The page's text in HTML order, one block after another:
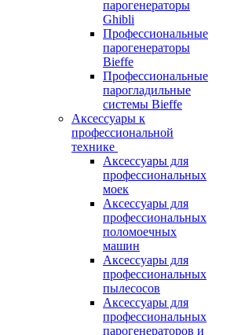
парогенераторы
Ghibli
Профессиональные
парогенераторы
Bieffe
Профессиональные
парогладильные
системы Bieffe
Аксессуары к
профессиональной
технике
Аксессуары для
профессиональных
моек
Аксессуары для
профессиональных
поломоечных
машин
Аксессуары для
профессиональных
пылесосов
Аксессуары для
профессиональных
парогенераторов и